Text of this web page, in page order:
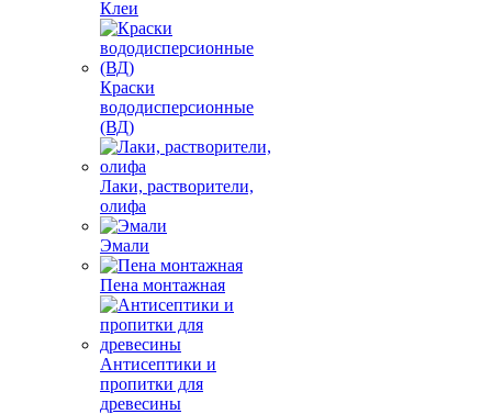
Клеи
Краски
вододисперсионные
(ВД)
Лаки, растворители,
олифа
Эмали
Пена монтажная
Антисептики и
пропитки для
древесины